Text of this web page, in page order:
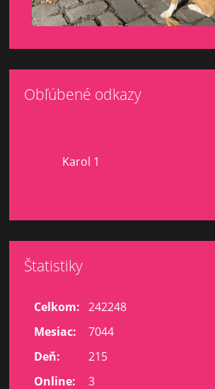
Obľúbené odkazy
Karol 1
Štatistiky
Online: 3
Celkom: 242248
Mesiac:
7044
Deň:
215